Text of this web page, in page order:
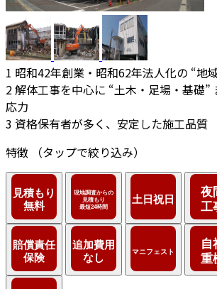
1 昭和42年創業・昭和62年法人化の “地
2解体工事を中心に “土木・足場・基礎”
応力
3 資格保有者が多く、安定した施工品質
特徴
（タップで絞り込み）